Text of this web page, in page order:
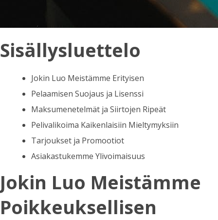
Sisällysluettelo
Jokin Luo Meistämme Erityisen
Pelaamisen Suojaus ja Lisenssi
Maksumenetelmät ja Siirtojen Ripeät
Pelivalikoima Kaikenlaisiin Mieltymyksiin
Tarjoukset ja Promootiot
Asiakastukemme Ylivoimaisuus
Jokin Luo Meistämme
Poikkeuksellisen